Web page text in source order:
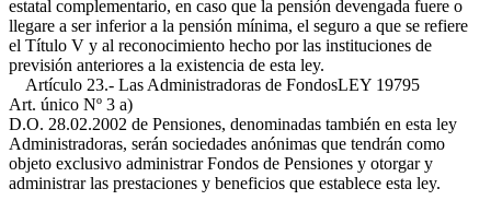
estatal complementario, en caso que la pensión devengada fuere o
llegare a ser inferior a la pensión mínima, el seguro a que se refiere
el Título V y al reconocimiento hecho por las instituciones de
previsión anteriores a la existencia de esta ley.
Artículo 23.- Las Administradoras de FondosLEY 19795
Art. único Nº 3 a)
D.O. 28.02.2002 de Pensiones, denominadas también en esta ley
Administradoras, serán sociedades anónimas que tendrán como
objeto exclusivo administrar Fondos de Pensiones y otorgar y
administrar las prestaciones y beneficios que establece esta ley.